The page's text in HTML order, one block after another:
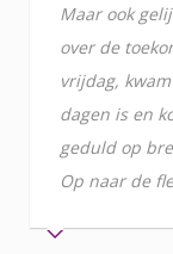
Maar ook
over de
vrijdag,
dagen is en
geduld op
Op naar de